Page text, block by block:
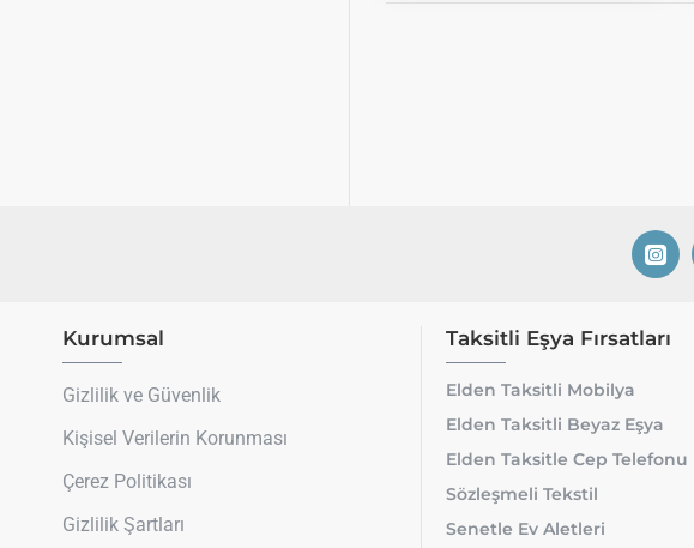
Kurumsal
Gizlilik ve Güvenlik
Kişisel Verilerin Korunması
Çerez Politikası
Gizlilik Şartları
Taksitli Eşya Fırsatları
Elden Taksitli Mobilya
Elden Taksitli Beyaz Eşya
Elden Taksitle Cep Telefonu
Sözleşmeli Tekstil
Senetle Ev Aletleri